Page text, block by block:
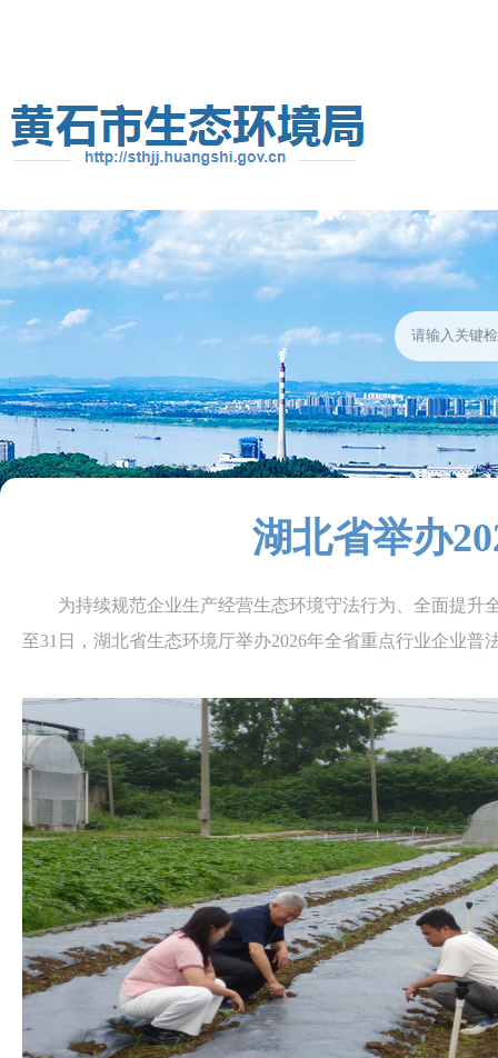
湖北省举办
为持续规范企业生产经营生态环境守法行为、全面提升全
至31日，湖北省生态环境厅举办2026年全省重点行业企业普